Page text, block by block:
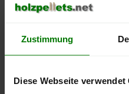
Zustimmung
Diese Webseite verwendet
350 €
500 €